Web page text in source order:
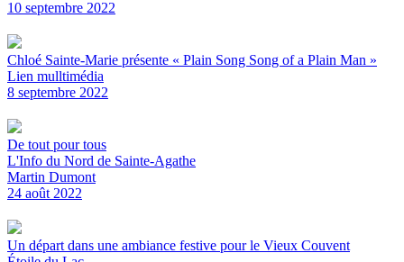
10 septembre 2022
Chloé Sainte-Marie présente « Plain Song Song of a Plain Man »
Lien mulltimédia
8 septembre 2022
De tout pour tous
L'Info du Nord de Sainte-Agathe
Martin Dumont
24 août 2022
Un départ dans une ambiance festive pour le Vieux Couvent